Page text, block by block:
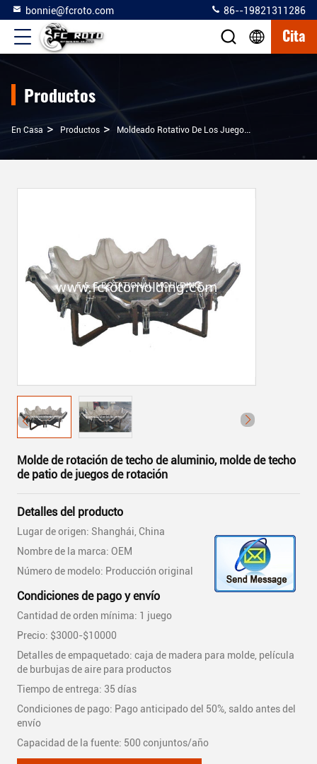
bonnie@fcroto.com 86--19821311286
Cita
Productos
En Casa > Productos > Moldeado Rotativo De Los Juegos
Molde de rotación de techo de aluminio, molde de techo
de patio de juegos de rotación
Detalles del producto
Lugar de origen: Shanghái, China
Nombre de la marca: OEM
Número de modelo: Producción original
Condiciones de pago y envío
Cantidad de orden mínima: 1 juego
Precio: $3000-$10000
Detalles de empaquetado: caja de madera para molde, película
de burbujas de aire para productos
Tiempo de entrega: 35 días
Condiciones de pago: Pago anticipado del 50%, saldo antes del
envío
Capacidad de la fuente: 500 conjuntos/año